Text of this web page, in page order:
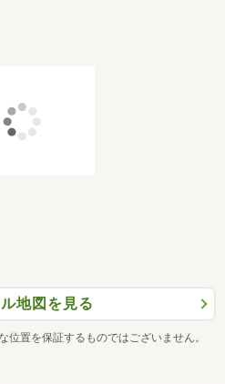
地図を見る
置を保証するものではございません。